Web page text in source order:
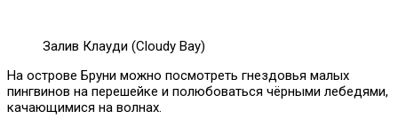
Залив Клауди (Cloudy Bay)
На острове Бруни можно посмотреть гнездовья малых
пингвинов на перешейке и полюбоваться чёрными лебедями,
качающимися на волнах.